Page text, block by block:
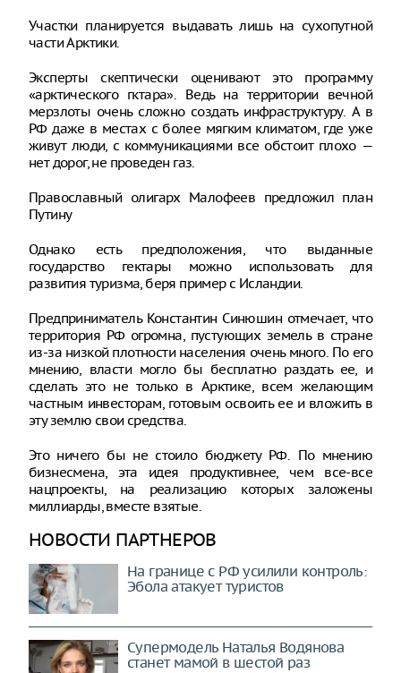
Участки планируется выдавать лишь на сухопутной
части Арктики.
Эксперты скептически оценивают это программу
«арктического гктара». Ведь на территории вечной
мерзлоты очень сложно создать инфраструктуру. А в
РФ даже в местах с более мягким климатом, где уже
живут люди, с коммуникациями все обстоит плохо —
нет дорог, не проведен газ.
Православный олигарх Малофеев предложил план
Путину
Однако есть предположения, что выданные
государство гектары можно использовать для
развития туризма, беря пример с Исландии.
Предприниматель Константин Синюшин отмечает, что
территория РФ огромна, пустующих земель в стране
из-за низкой плотности населения очень много. По его
мнению, власти могло бы бесплатно раздать ее, и
сделать это не только в Арктике, всем желающим
частным инвесторам, готовым освоить ее и вложить в
эту землю свои средства.
Это ничего бы не стоило бюджету РФ. По мнению
бизнесмена, эта идея продуктивнее, чем все-все
нацпроекты, на реализацию которых заложены
миллиарды, вместе взятые.
НОВОСТИ ПАРТНЕРОВ
На границе с РФ усилили контроль:
Эбола атакует туристов
Супермодель Наталья Водянова
станет мамой в шестой раз